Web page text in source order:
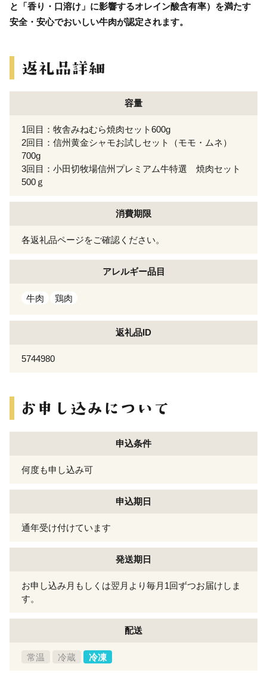
と「香り・口溶け」に影響するオレイン酸含有率）を満たす
安全・安心でおいしい牛肉が認定されます。
容量
1回目：牧舎みねむら焼肉セット600g
2回目：信州黄金シャモお試しセット（モモ・ムネ）
700g
3回目：小田切牧場信州プレミアム牛特選 焼肉セット
500ｇ
消費期限
各返礼品ページをご確認ください。
アレルギー品目
牛肉 鶏肉
返礼品ID
5744980
申込条件
何度も申し込み可
申込期日
通年受け付けています
発送期日
お申し込み月もしくは翌月より毎月1回ずつお届けしま
す。
配送
常温 冷蔵 冷凍